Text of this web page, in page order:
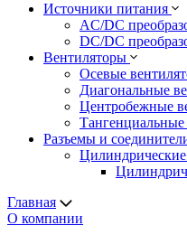
Источники питания
AC/DC
DC/DC
Вентиляторы
Осевые
Диагональные
Центробежные
Разъемы и
Главная
О компании